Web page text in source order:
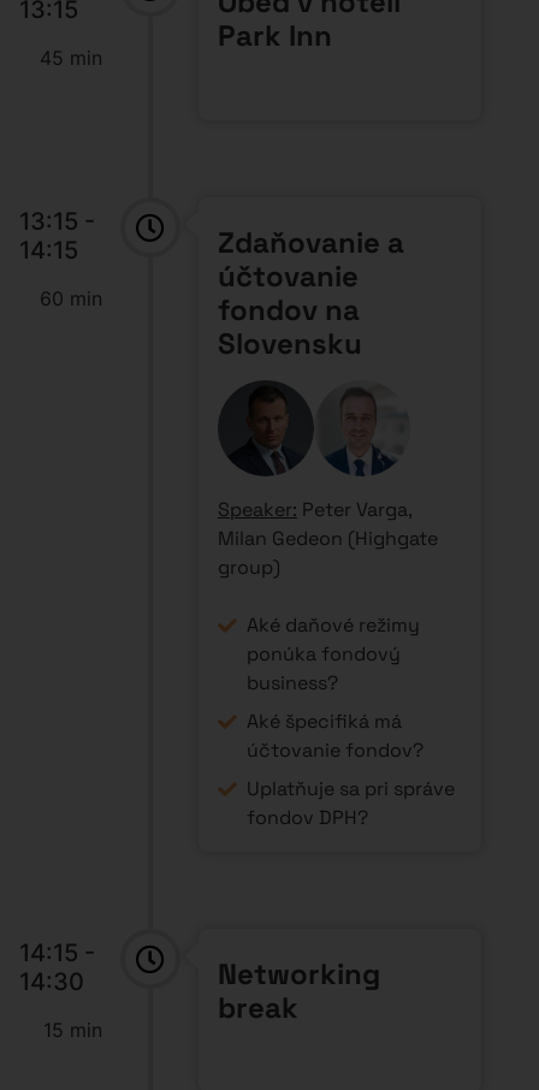
13:15
45 min
Park Inn
13:15 -
14:15
60 min
Zdaňovanie a
účtovanie
fondov na
Slovensku
Speaker: Peter Varga,
Milan Gedeon (Highgate
group)
Aké daňové režimy
ponúka fondový
business?
Aké špecifiká má
účtovanie fondov?
Uplatňuje sa pri správe
fondov DPH?
14:15 -
14:30
15 min
Networking
break